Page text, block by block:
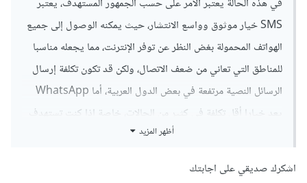
في هذه الحالة يعتبر الأمر على حسب الجمهور المستهدف، يعتبر
SMS خيار موثوق وواسع الانتشار، حيث يمكنه الوصول إلى جميع
الهواتف المحمولة بغض النظر عن توفر الإنترنت، مما يجعله مناسبا
للمناطق التي تعاني من ضعف الاتصال، ولكن قد تكون تكلفة إرسال
الرسائل النصية مرتفعة في بعض الدول العربية، أما WhatsApp
يعد خيارا أقل تكلفة في كثير من الحالات، خاصة إذا كنت تستهدف
جمهور لديه اتصال دائم بالإنترنت، ويعتبر وسيلة مفضلة للتواصل
أظهر المزيد
اشكرك صديقي على اجابتك